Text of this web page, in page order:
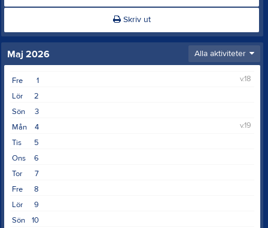
Skriv ut
Maj 2026 Alla aktiviteter
1
Fre
v.18
2
Lör
3
Sön
4
Mån
v.19
5
Tis
6
Ons
7
Tor
8
Fre
9
Lör
10
Sön